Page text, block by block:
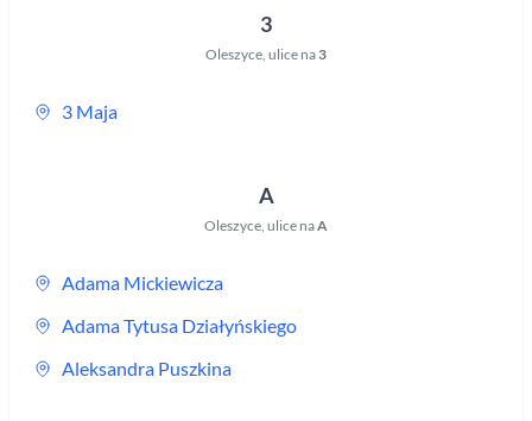
3
Oleszyce, ulice na3
3 Maja
A
Oleszyce, ulice naA
Adama Mickiewicza
Adama Tytusa Działyńskiego
Aleksandra Puszkina